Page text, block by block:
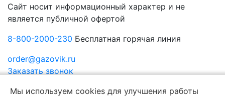
Сайт носит информационный характер и не
является публичной офертой
8-800-2000-230 Бесплатная горячая линия
order@gazovik.ru
Заказать звонок
Мы используем cookies для улучшения работы